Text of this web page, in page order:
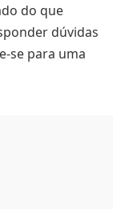
do que
dúvidas
se para uma